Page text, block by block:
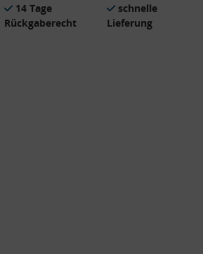
14 Tage
Rückgaberecht
schnelle
Lieferung